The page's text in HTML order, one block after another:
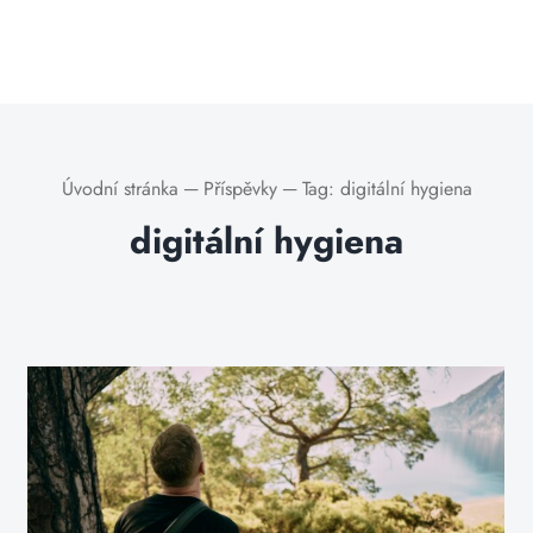
Úvodní stránka ─ Příspěvky ─ Tag: digitální hygiena
digitální hygiena